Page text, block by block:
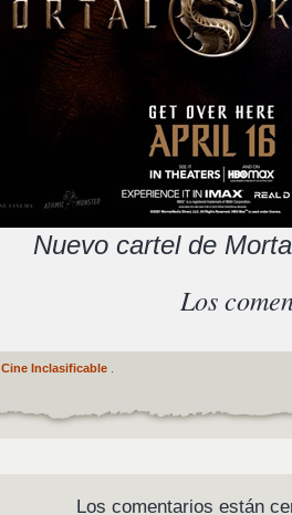
Nuevo cartel de
Los
Cine Inclasificable.
Los comentarios están